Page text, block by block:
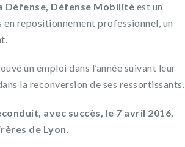
Défense, Défense Mobilité est un
repositionnement professionnel, un
un emploi dans l’année suivant leur
la reconversion de ses ressortissants.
avec succès, le 7 avril 2016,
de Lyon.